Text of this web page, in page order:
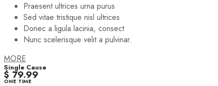
Praesent ultrices urna purus
Sed vitae tristique nisl ultrices
Donec a ligula lacinia, consect
Nunc scelerisque velit a pulvinar.
MORE
Single Cause
$ 79.99
ONE TIME